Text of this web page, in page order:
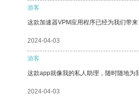
游客
这款加速器VPM应用程序已经为我们带
2024-04-03
游客
这款app就像我的私人助理，随时随地为
2024-04-03